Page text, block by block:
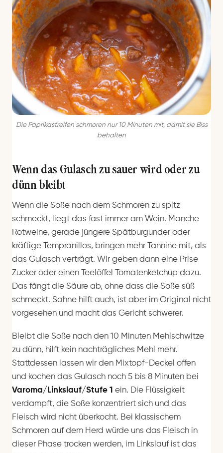
Die Paprikastreifen schmoren nur 10 Minuten mit, damit sie Biss
behalten
Wenn das Gulasch zu sauer wird oder zu
dünn bleibt
Wenn die Soße nach dem Schmoren zu spitz
schmeckt, liegt das fast immer am Wein. Manche
Rotweine, gerade jüngere Spätburgunder oder
kräftige Tempranillos, bringen mehr Tannine mit, als
das Gulasch verträgt. Wir geben dann eine Prise
Zucker oder einen Teelöffel Tomatenketchup dazu.
Das fängt die Säure ab, ohne dass die Soße süß
schmeckt. Sahne hilft auch, ist aber im Original nicht
vorgesehen und macht das Gericht schwerer.
Bleibt die Soße nach den 10 Minuten Mehlschwitze
zu dünn, hilft kein nachträgliches Mehl mehr.
Stattdessen lassen wir den Mixtopf-Deckel offen
und kochen das Gulasch noch 5 bis 8 Minuten bei
Varoma/Linkslauf/Stufe 1 ein. Die Flüssigkeit
verdampft, die Soße konzentriert sich und das
Fleisch wird nicht überkocht. Bei klassischem
Schmoren auf dem Herd würde uns das Fleisch in
dieser Phase trocken werden, im Linkslauf ist das